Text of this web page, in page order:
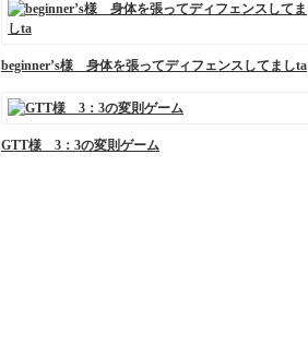
beginner’s様 身体を張ってディフェンスしてましta
GTT様 3：3の変則ゲーム